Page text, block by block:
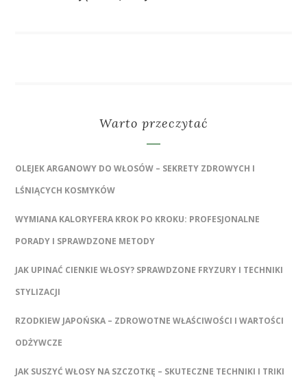
Warto przeczytać
OLEJEK ARGANOWY DO WŁOSÓW – SEKRETY ZDROWYCH I
LŚNIĄCYCH KOSMYKÓW
WYMIANA KALORYFERA KROK PO KROKU: PROFESJONALNE
PORADY I SPRAWDZONE METODY
JAK UPINAĆ CIENKIE WŁOSY? SPRAWDZONE FRYZURY I TECHNIKI
STYLIZACJI
RZODKIEW JAPOŃSKA – ZDROWOTNE WŁAŚCIWOŚCI I WARTOŚCI
ODŻYWCZE
JAK SUSZYĆ WŁOSY NA SZCZOTKĘ – SKUTECZNE TECHNIKI I TRIKI